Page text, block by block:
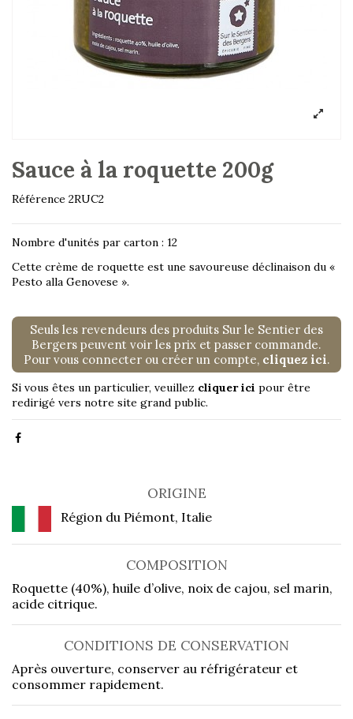
Sauce à la roquette 200g
Référence 2RUC2
Nombre d'unités par carton : 12
Cette crème de roquette est une savoureuse déclinaison du «
Pesto alla Genovese ».
Seuls les revendeurs des produits Sur le Sentier des
Bergers peuvent voir les prix et passer commande.
Pour vous connecter ou créer un compte, cliquez ici.
Si vous êtes un particulier, veuillez cliquer ici pour être
redirigé vers notre site grand public.
ORIGINE
Région du Piémont, Italie
COMPOSITION
Roquette (40%), huile d’olive, noix de cajou, sel marin,
acide citrique.
CONDITIONS DE CONSERVATION
Après ouverture, conserver au réfrigérateur et
consommer rapidement.